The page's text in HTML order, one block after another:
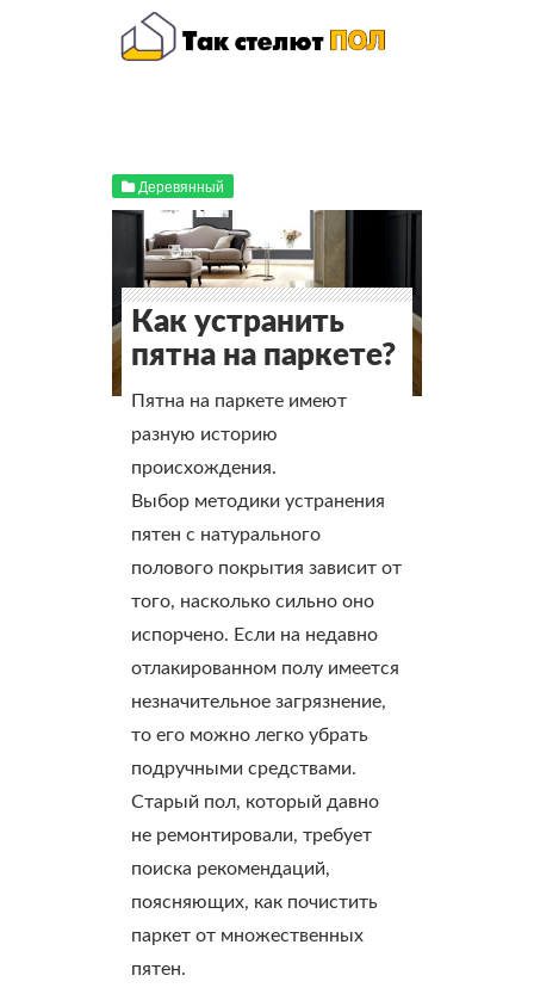
Деревянный
Как устранить
пятна на паркете?
Пятна на паркете имеют
разную историю
происхождения.
Выбор методики устранения
пятен с натурального
полового покрытия зависит от
того, насколько сильно оно
испорчено. Если на недавно
отлакированном полу имеется
незначительное загрязнение,
то его можно легко убрать
подручными средствами.
Старый пол, который давно
не ремонтировали, требует
поиска рекомендаций,
поясняющих, как почистить
паркет от множественных
пятен.